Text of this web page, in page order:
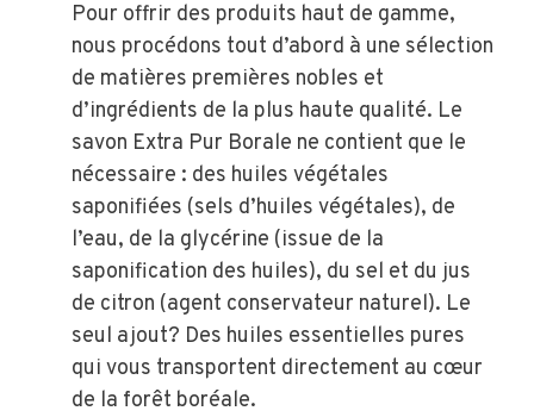
Pour offrir des produits haut de gamme,
nous procédons tout d’abord à une sélection
de matières premières nobles et
d’ingrédients de la plus haute qualité. Le
savon Extra Pur Borale ne contient que le
nécessaire : des huiles végétales
saponifiées (sels d’huiles végétales), de
l’eau, de la glycérine (issue de la
saponification des huiles), du sel et du jus
de citron (agent conservateur naturel). Le
seul ajout? Des huiles essentielles pures
qui vous transportent directement au cœur
de la forêt boréale.